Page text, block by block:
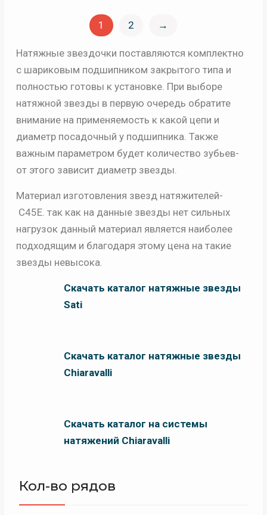
1 2 →
Натяжные звездочки поставляются комплектно
с шариковым подшипником закрытого типа и
полностью готовы к установке. При выборе
натяжной звезды в первую очередь обратите
внимание на применяемость к какой цепи и
диаметр посадочный у подшипника. Также
важным параметром будет количество зубьев-
от этого зависит диаметр звезды.
Материал изготовления звезд натяжителей-
C45E. так как на данные звезды нет сильных
нагрузок данный материал является наиболее
подходящим и благодаря этому цена на такие
звезды невысока.
Скачать каталог натяжные звезды
Sati
Скачать каталог натяжные звезды
Chiaravalli
Скачать каталог на системы
натяжений Chiaravalli
Кол-во рядов